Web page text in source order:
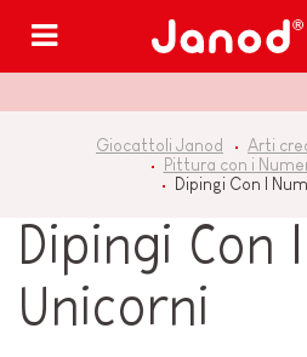
Giocattoli Janod
Arti
Pittura con i
Dipingi Con I
Dipingi Con
Unicorni